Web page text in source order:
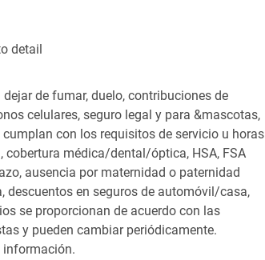
detail
de fumar, duelo, contribuciones de
celulares, seguro legal y para &mascotas,
con los requisitos de servicio u horas
médica/dental/óptica, HSA, FSA
ausencia por maternidad o paternidad
en seguros de automóvil/casa,
se proporcionan de acuerdo con las
y pueden cambiar periódicamente.
información.